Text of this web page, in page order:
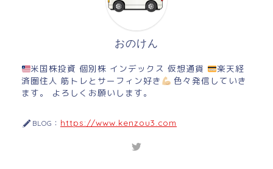
おのけん
米国株投資 個別株 インデックス 仮想通貨
楽天経
済圏住人 筋トレとサーフィン好き
色々発信していき
ます。 よろしくお願いします。
BLOG： https://www.kenzou3.com